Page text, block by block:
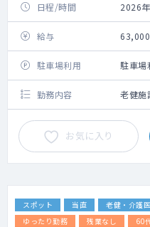
日程/時間 2026
給与 63,000
駐車場利用 駐車場
勤務内容 老健施
お気に入り
スポット 当直 老健・介護
ゆったり勤務
残業なし 60